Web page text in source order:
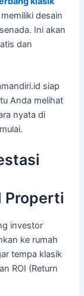
desain
Ini akan
dan
siap
Anda melihat
nyata di
Properti
investor
ke rumah
tempa klasik
ROI (Return